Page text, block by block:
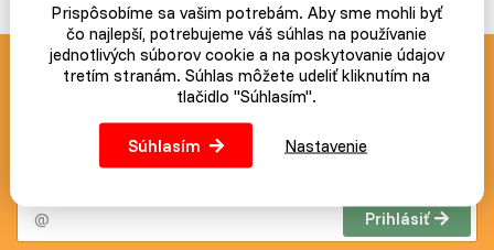
Novinky a akcie zasielame
zdarma
Postup ako prípadne zrušiť odber noviniek nájdete v každom
Prihlásiť
Prispôsobíme sa vašim potrebám. Aby sme mohli byť
čo najlepší, potrebujeme váš súhlas na používanie
jednotlivých súborov cookie a na poskytovanie údajov
tretím stranám. Súhlas môžete udeliť kliknutím na
tlačidlo "Súhlasím".
Súhlasím Nastavenie